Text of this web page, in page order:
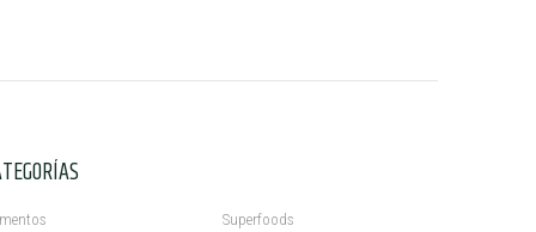
Superfoods